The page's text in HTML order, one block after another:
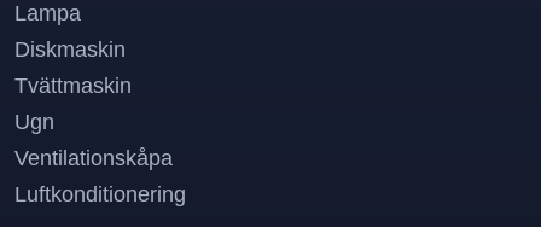
Lampa
Diskmaskin
Tvättmaskin
Ugn
Ventilationskåpa
Luftkonditionering